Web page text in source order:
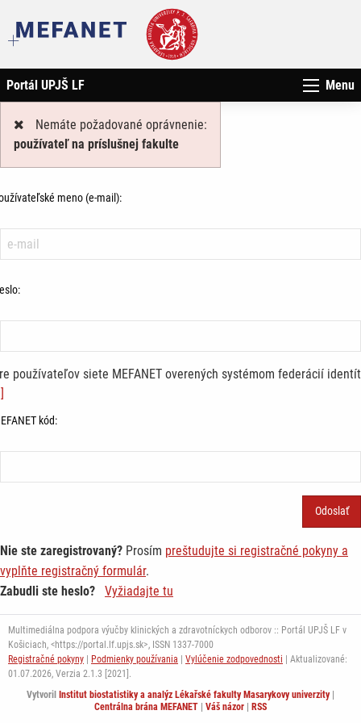
Portál UPJŠ LF Menu
Nemáte požadované oprávnenie:
používateľ na príslušnej fakulte
meno (e-mail):
používateľov siete MEFANET overených systémom federácií identít
kód:
Nie ste zaregistrovaný? Prosím preštudujte si registračné pokyny a
vyplňte registračný formulár.
Zabudli ste heslo?
Vyžiadajte tu
Multimediálna podpora výučby klinických a zdravotníckych odborov :: Portál UPJŠ LF v
Košiciach, <https://portal.lf.upjs.sk>, ISSN 1337-7000
Registračné pokyny
Podmienky používania Vylúčenie zodpovednosti | Aktualizované:
01.07.2026, Verzia 2.1.3 [2021].
Vytvoril
Institut biostatistiky a analýz Lékařské fakulty Masarykovy univerzity|
Centrálna brána MEFANET
Váš názor RSS